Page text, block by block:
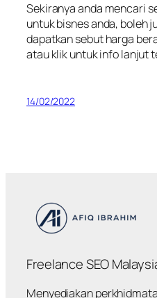
Sekiranya anda mencari
untuk bisnes anda, boleh
dapatkan sebut harga
atau klik untuk info lanjut
14/02/2022
Freelance SEO
Menyediakan